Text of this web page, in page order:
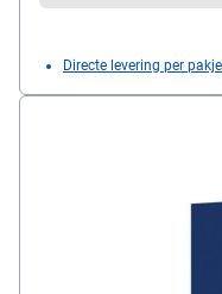
Directe levering per